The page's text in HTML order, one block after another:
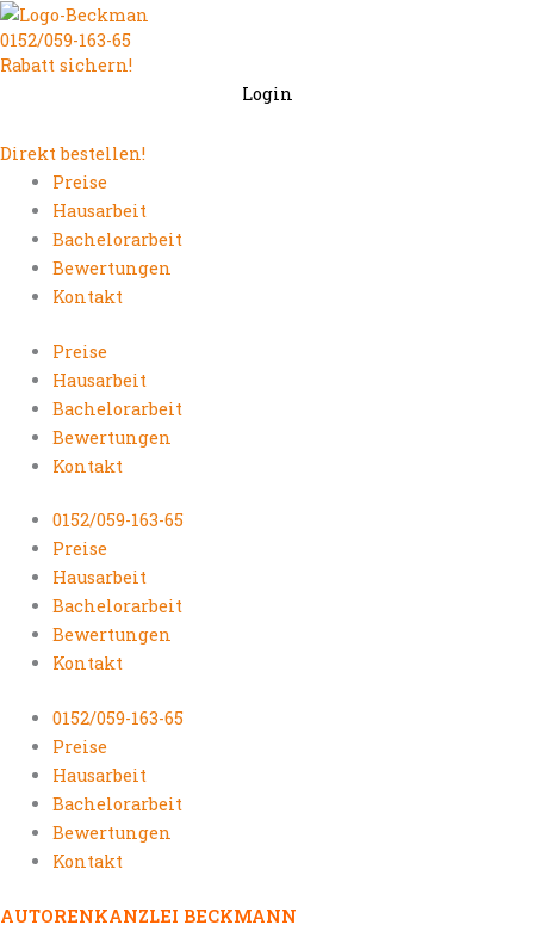
Zum
Inhalt
springen
0152/059-163-65
Rabatt sichern!
Login
Direkt bestellen!
Preise
Hausarbeit
Bachelorarbeit
Bewertungen
Kontakt
Preise
Hausarbeit
Bachelorarbeit
Bewertungen
Kontakt
0152/059-163-65
Preise
Hausarbeit
Bachelorarbeit
Bewertungen
Kontakt
0152/059-163-65
Preise
Hausarbeit
Bachelorarbeit
Bewertungen
Kontakt
AUTORENKANZLEI BECKMANN